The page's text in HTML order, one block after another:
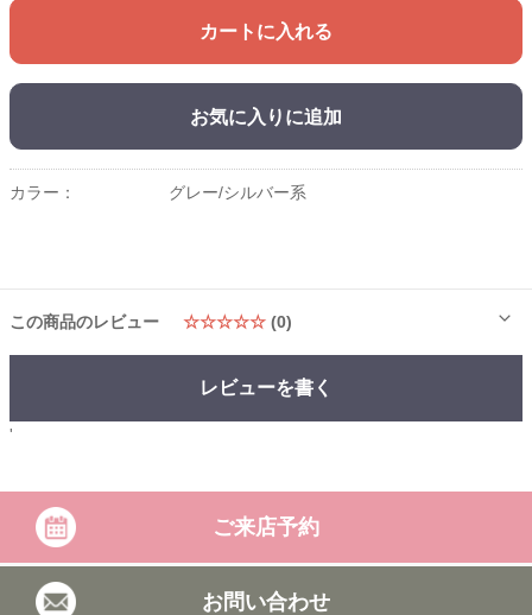
カートに入れる
お気に入りに追加
カラー： グレー/シルバー系
この商品のレビュー ☆☆☆☆☆ (0)
レビューを書く
'
ご来店予約
お問い合わせ